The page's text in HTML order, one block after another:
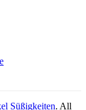
Süßigkeiten. All